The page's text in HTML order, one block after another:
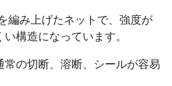
編み上げたネットで、強度が
構造になっています。
の切断、溶断、シールが容易